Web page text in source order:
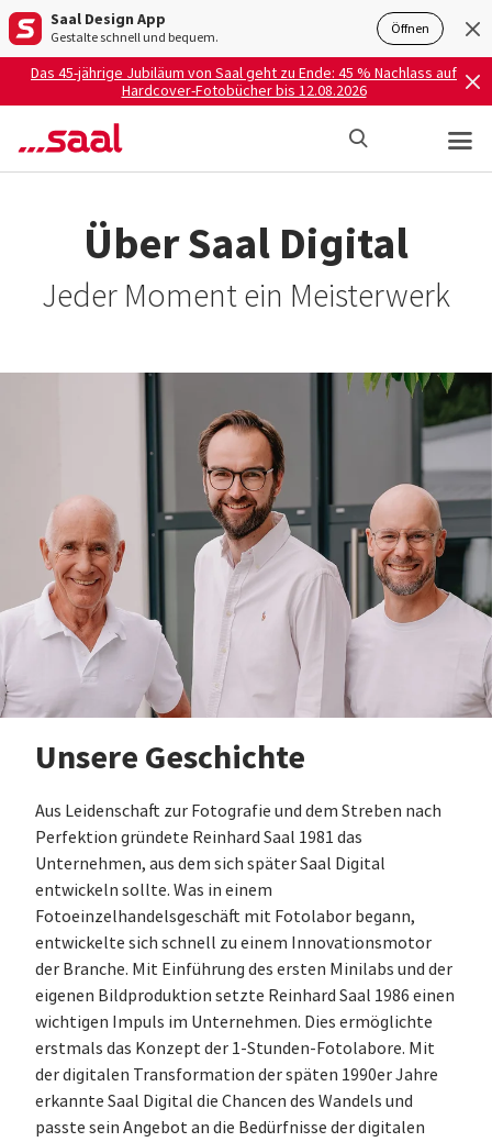
Saal Design App
Gestalte schnell und bequem. Öffnen
Das 45-jährige Jubiläum von Saal geht zu Ende: 45 % Nachlass auf
Hardcover-Fotobücher bis 12.08.2026
Über Saal Digital
Jeder Moment ein Meisterwerk
Unsere Geschichte
Aus Leidenschaft zur Fotografie und dem Streben nach
Perfektion gründete Reinhard Saal 1981 das
Unternehmen, aus dem sich später Saal Digital
entwickeln sollte. Was in einem
Fotoeinzelhandelsgeschäft mit Fotolabor begann,
entwickelte sich schnell zu einem Innovationsmotor
der Branche. Mit Einführung des ersten Minilabs und der
eigenen Bildproduktion setzte Reinhard Saal 1986 einen
wichtigen Impuls im Unternehmen. Dies ermöglichte
erstmals das Konzept der 1-Stunden-Fotolabore. Mit
der digitalen Transformation der späten 1990er Jahre
erkannte Saal Digital die Chancen des Wandels und
passte sein Angebot an die Bedürfnisse der digitalen